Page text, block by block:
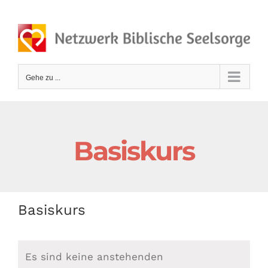
Inhalt
springen
Gehe zu ...
Basiskurs
Basiskurs
Es sind keine anstehenden